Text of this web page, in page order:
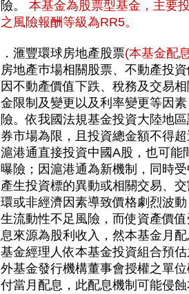
險。 本基金為股票型基金，主要
之風險報酬等級為RR5。
．滙豐環球房地產股票(本基金配
房地產巿場相關股票、不動產投
因不動產價值下跌、稅務及交易
金限制及變更以及利率變更等因
險。依我國法規基金投資大陸地
券市場為限，且投資總金額不得
滬港通直接投資中國A股，也可
曝險；因滬港通為新機制，同時
產生投資標的異動或相關交易、
環或非經濟因素導致價格劇烈波
生流動性不足風險，而使資產價
息來源為股利收入，然本基金月
基金經理人依本基金投資組合預
外基金發行機構董事會授權之單
付當月配息，此配息機制可能侵